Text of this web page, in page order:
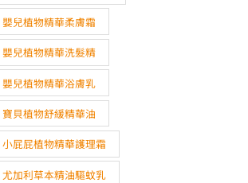
兒植物精華柔膚霜
兒植物精華洗髮精
兒植物精華浴膚乳
貝植物舒緩精華油
屁屁植物精華護理霜
加利草本精油驅蚊乳